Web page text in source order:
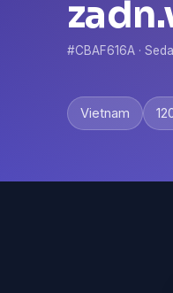
#CBAF616A ·
Vietnam